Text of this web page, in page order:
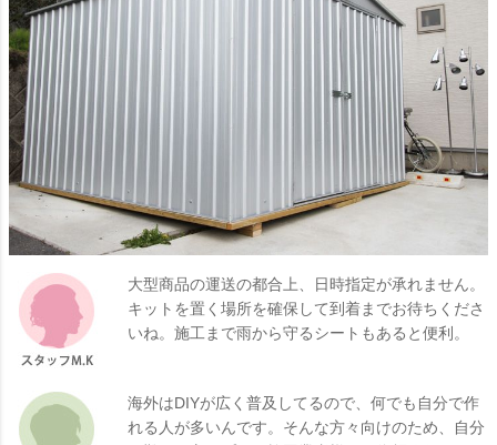
大型商品の運送の都合上、日時指定が承れません。
キットを置く場所を確保して到着までお待ちくださ
いね。施工まで雨から守るシートもあると便利。
海外はDIYが広く普及してるので、何でも自分で作
れる人が多いんです。そんな方々向けのため、自分